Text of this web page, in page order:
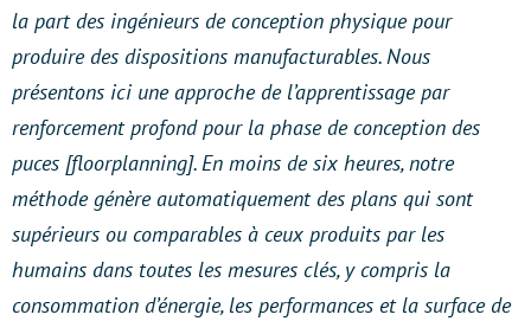
la part des ingénieurs de conception physique pour
produire des dispositions manufacturables. Nous
présentons ici une approche de l’apprentissage par
renforcement profond pour la phase de conception des
puces [floorplanning]. En moins de six heures, notre
méthode génère automatiquement des plans qui sont
supérieurs ou comparables à ceux produits par les
humains dans toutes les mesures clés, y compris la
consommation d’énergie, les performances et la surface de